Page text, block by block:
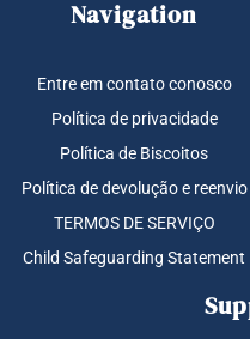
Navigation
Entre em contato conosco
Política de privacidade
Política de Biscoitos
Política de devolução e reenvio
TERMOS DE SERVIÇO
Child Safeguarding Statement